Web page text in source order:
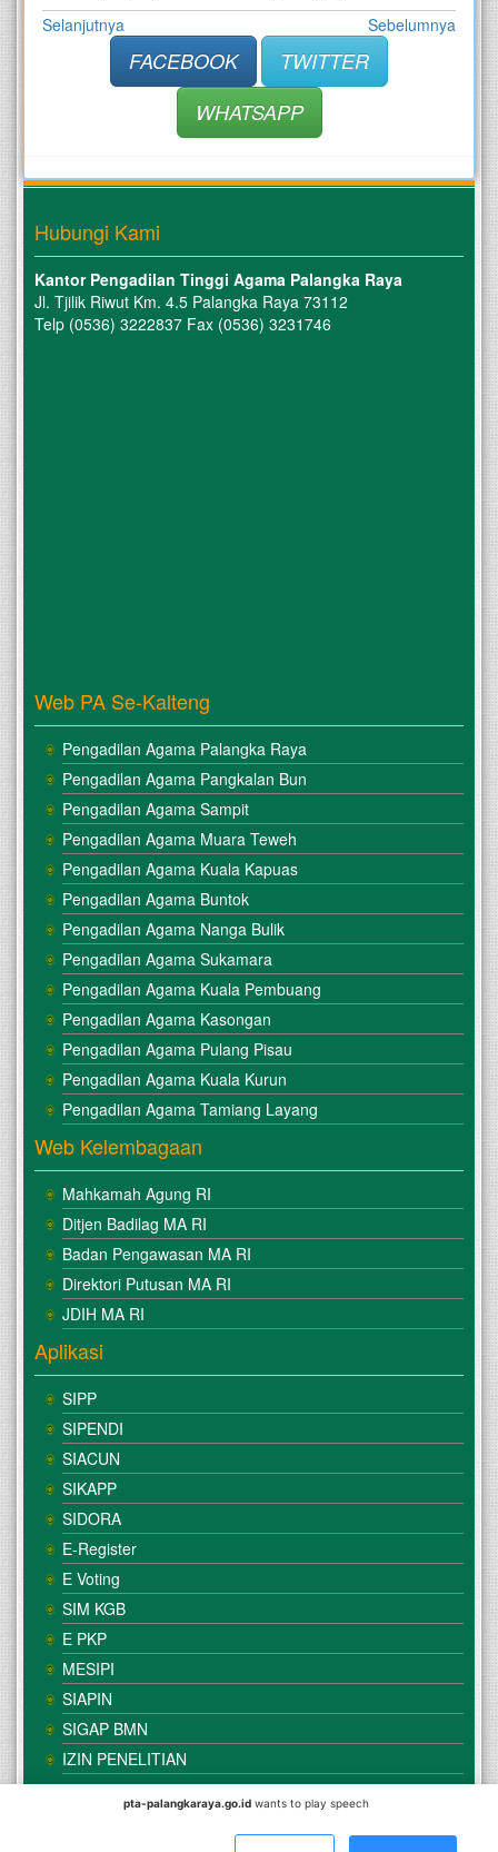
Selanjutnya Sebelumnya
FACEBOOK
TWITTER
WHATSAPP
Hubungi Kami
Kantor Pengadilan Tinggi Agama Palangka Raya
Jl. Tjilik Riwut Km. 4.5 Palangka Raya 73112
Telp (0536) 3222837 Fax (0536) 3231746
Web PA Se-Kalteng
Pengadilan Agama Palangka Raya
Pengadilan Agama Pangkalan Bun
Pengadilan Agama Sampit
Pengadilan Agama Muara Teweh
Pengadilan Agama Kuala Kapuas
Pengadilan Agama Buntok
Pengadilan Agama Nanga Bulik
Pengadilan Agama Sukamara
Pengadilan Agama Kuala Pembuang
Pengadilan Agama Kasongan
Pengadilan Agama Pulang Pisau
Pengadilan Agama Kuala Kurun
Pengadilan Agama Tamiang Layang
Web Kelembagaan
Mahkamah Agung RI
Ditjen Badilag MA RI
Badan Pengawasan MA RI
Direktori Putusan MA RI
JDIH MA RI
Aplikasi
SIPP
SIPENDI
SIACUN
SIKAPP
SIDORA
E-Register
E Voting
SIM KGB
E PKP
MESIPI
SIAPIN
SIGAP BMN
IZIN PENELITIAN
Agama Palangka Raya
pta-palangkaraya.go.id wants to play speech